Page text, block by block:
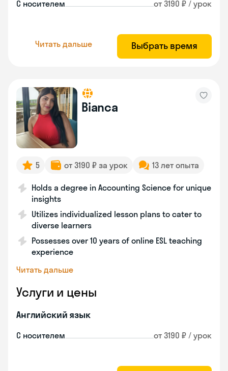
С носителем от 3190 ₽ / урок
Читать дальше Выбрать время
Bianca
5 от 3190 ₽ за урок 13 лет опыта
Holds a degree in Accounting Science for unique
insights
Utilizes individualized lesson plans to cater to
diverse learners
Possesses over 10 years of online ESL teaching
experience
Читать дальше
Услуги и цены
Английский язык
С носителем от 3190 ₽ / урок